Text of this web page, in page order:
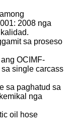
2008 nga
sa proseso
OCIMF-
single carcass
sa paghatud sa
nga
oil hose